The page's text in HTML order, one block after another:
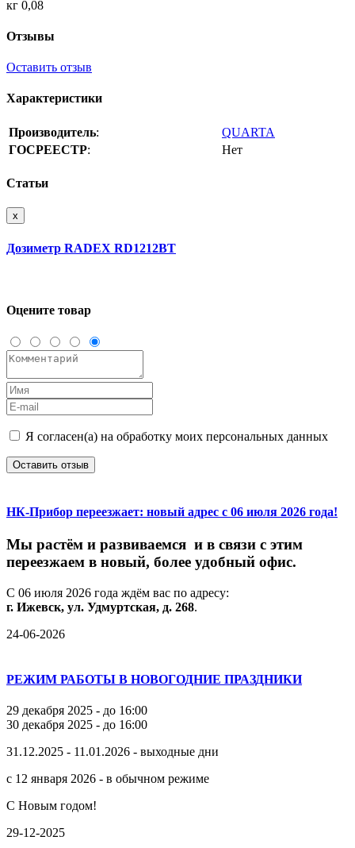
кг 0,08
Отзывы
Оставить отзыв
Характеристики
Производитель:
QUARTA
ГОСРЕЕСТР: Нет
Статьи
x
Дозиметр RADEX RD1212BT
Оцените товар
Я согласен(а) на обработку моих персональных данных
Оставить отзыв
НК-Прибор переезжает: новый адрес с 06 июля 2026 года!
Мы растём и развиваемся и в связи с этим
переезжаем в новый, более удобный офис.
С 06 июля 2026 года ждём вас по адресу:
г. Ижевск, ул. Удмуртская, д. 268.
24-06-2026
РЕЖИМ РАБОТЫ В НОВОГОДНИЕ ПРАЗДНИКИ
29 декабря 2025 - до 16:00
30 декабря 2025 - до 16:00
31.12.2025 - 11.01.2026 - выходные дни
с 12 января 2026 - в обычном режиме
С Новым годом!
29-12-2025